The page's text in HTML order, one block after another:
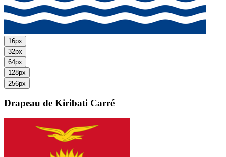
16px
32px
64px
128px
256px
Drapeau de Kiribati Carré